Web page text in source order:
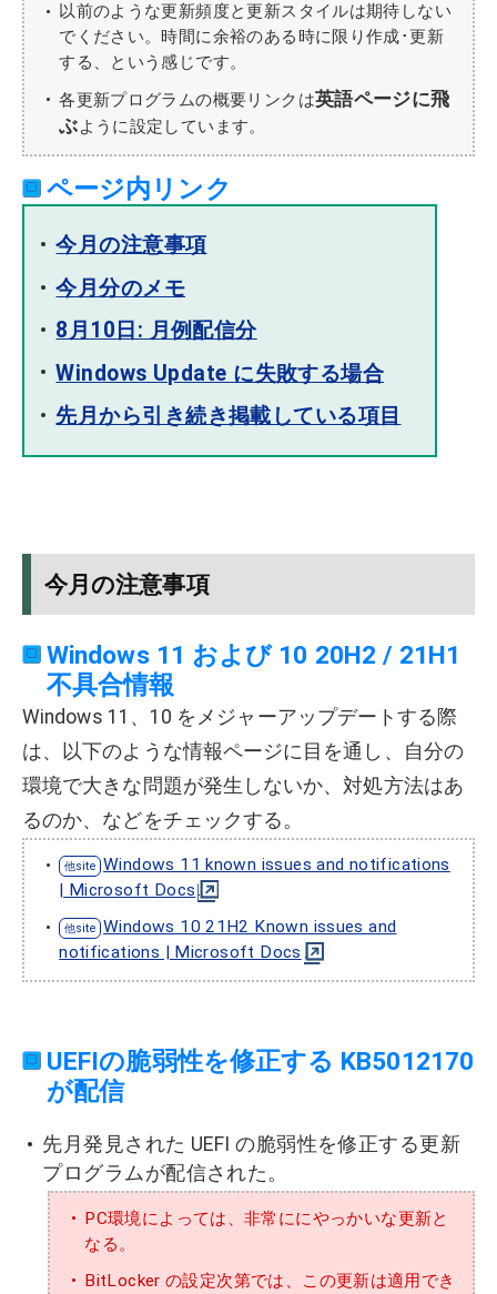
以前のような更新頻度と更新スタイルは期待しない
でください。時間に余裕のある時に限り作成･更新
する、という感じです。
各更新プログラムの概要リンクは英語ページに飛
ぶように設定しています。
ページ内リンク
今月の注意事項
今月分のメモ
8月10日: 月例配信分
Windows Update に失敗する場合
先月から引き続き掲載している項目
今月の注意事項
Windows 11 および 10 20H2 / 21H1
不具合情報
Windows 11、10 をメジャーアップデートする際
は、以下のような情報ページに目を通し、自分の
環境で大きな問題が発生しないか、対処方法はあ
るのか、などをチェックする。
Windows 11 known issues and notifications
| Microsoft Docs
Windows 10 21H2 Known issues and
notifications | Microsoft Docs
UEFIの脆弱性を修正する KB5012170
が配信
先月発見された UEFI の脆弱性を修正する更新
プログラムが配信された。
PC環境によっては、非常ににやっかいな更新と
なる。
BitLocker の設定次第では、この更新は適用でき